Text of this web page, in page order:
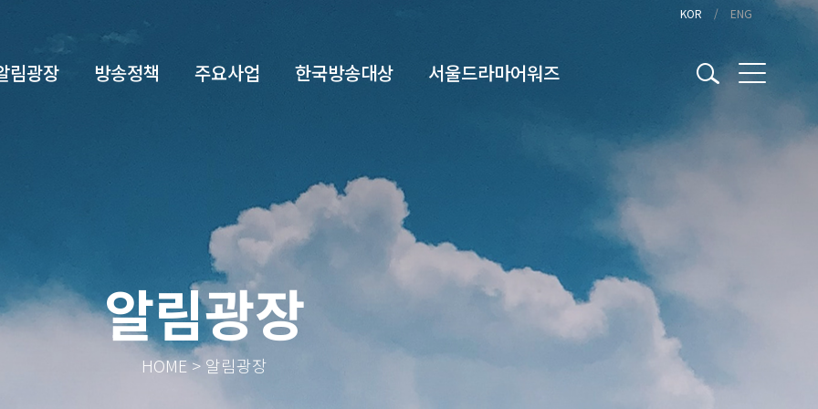
KOR ENG
림광장 방송정책 주요사업 한국방송대상 서울드라마어워즈
알림광장
HOME > 알림광장